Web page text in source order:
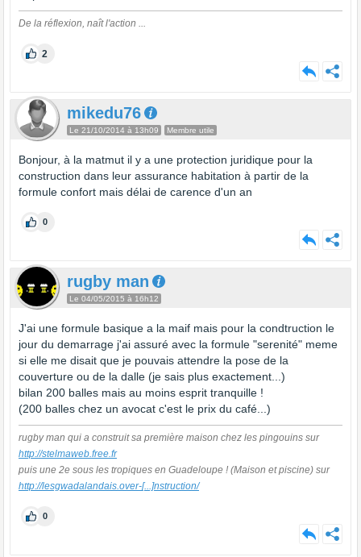
De la réflexion, naît l'action ...
2
mikedu76
Le 21/10/2014 à 13h09 Membre utile
Bonjour, à la matmut il y a une protection juridique pour la
construction dans leur assurance habitation à partir de la
formule confort mais délai de carence d'un an
0
rugby man
Le 04/05/2015 à 16h12
J'ai une formule basique a la maif mais pour la condtruction le
jour du demarrage j'ai assuré avec la formule "serenité" meme
si elle me disait que je pouvais attendre la pose de la
couverture ou de la dalle (je sais plus exactement...)
bilan 200 balles mais au moins esprit tranquille !
(200 balles chez un avocat c'est le prix du café...)
rugby man qui a construit sa première maison chez les pingouins sur
http://stelmaweb.free.fr
puis une 2e sous les tropiques en Guadeloupe ! (Maison et piscine) sur
http://lesgwadalandais.over-[...]nstruction/
0